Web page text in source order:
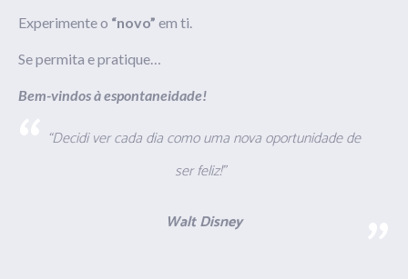
Experimente o “novo” em ti.
Se permita e pratique…
Bem-vindos à espontaneidade!
“Decidi ver cada dia como uma nova oportunidade de
ser feliz!”
Walt Disney